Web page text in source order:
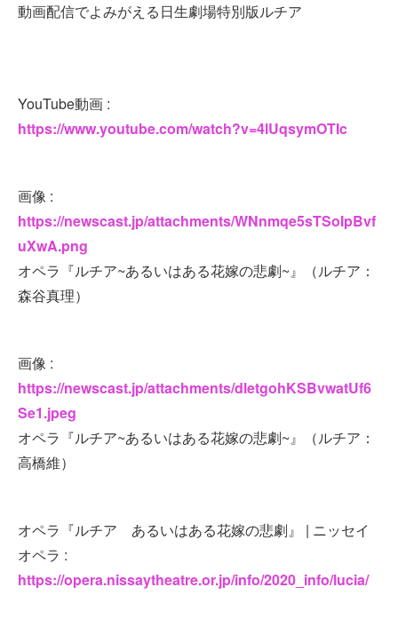
動画配信でよみがえる日生劇場特別版ルチア
YouTube動画 :
https://www.youtube.com/watch?v=4lUqsymOTIc
画像 :
https://newscast.jp/attachments/WNnmqe5sTSoIpBvf
uXwA.png
オペラ『ルチア~あるいはある花嫁の悲劇~』（ルチア：
森谷真理）
画像 :
https://newscast.jp/attachments/dletgohKSBvwatUf6
Se1.jpeg
オペラ『ルチア~あるいはある花嫁の悲劇~』（ルチア：
高橋維）
オペラ『ルチア あるいはある花嫁の悲劇』 | ニッセイ
オペラ :
https://opera.nissaytheatre.or.jp/info/2020_info/lucia/